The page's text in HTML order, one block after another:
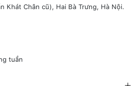
Khát Chân cũ), Hai Bà Trưng, Hà Nội.
tuần